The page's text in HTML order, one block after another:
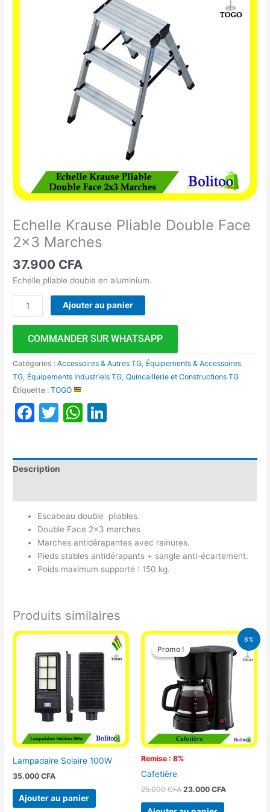
Echelle Krause Pliable Double Face
2×3 Marches
37.900 CFA
Echelle pliable double en aluminium.
Ajouter au panier
COMMANDER SUR WHATSAPP
Catégories :Accessoires & Autres TG Équipements & Accessoires
TG Équipements Industriels TG ,Quincaillerie et Constructions TG
Étiquette :TOGO
Facebook
TwitterWhatsApp
Description
Escabeau double pliables.
Double Face 2×3 marches
Marches antidérapantes avec rainures.
Pieds stables antidérapants + sangle anti-écartement.
Poids maximum supporté : 150 kg.
Produits similaires
Lampadaire Solaire 100W
35.000CFA
Ajouter au panier
8%
Promo !
Remise : 8%
Promo !
Cafetière
25.000CFA
Le
prix
initial
25.000 CFA.
23.000 CFA
Le
prix
actuel
est :
23.000 CFA.